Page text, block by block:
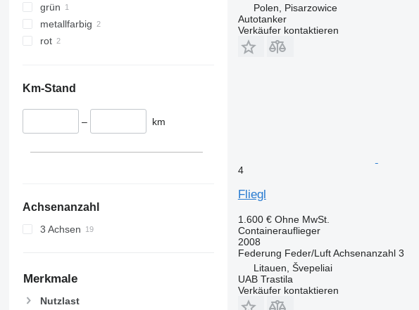
grün
metallfarbig
rot
Km-Stand
– km
Achsenanzahl
3 Achsen
Merkmale
Nutzlast
Polen, Pisarzowice
Autotanker
Verkäufer kontaktieren
4
Fliegl
1.600 € Ohne MwSt.
Containerauflieger
2008
Federung Feder/Luft Achsenanzahl 3
Litauen, Švepeliai
UAB Trastila
Verkäufer kontaktieren